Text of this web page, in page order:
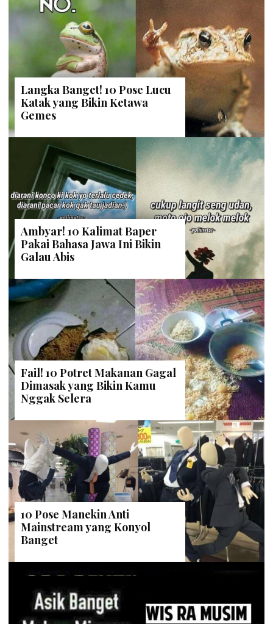
Langka Banget! 10 Pose Lucu
Katak yang Bikin Ketawa
Gemes
Ambyar! 10 Kalimat Baper
Pakai Bahasa Jawa Ini Bikin
Galau Abis
Fail! 10 Potret Makanan Gagal
Dimasak yang Bikin Kamu
Nggak Selera
10 Pose Manekin Anti
Mainstream yang Konyol
Banget